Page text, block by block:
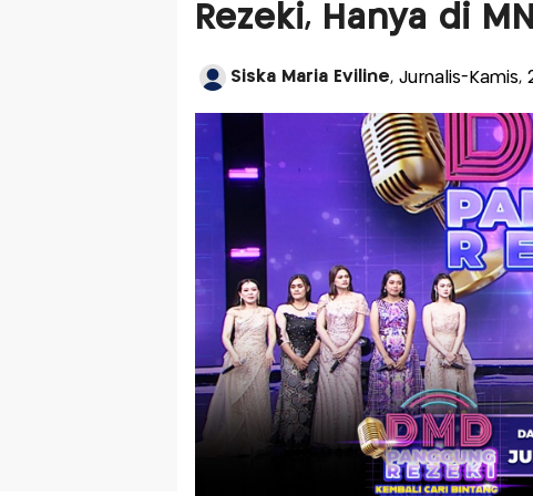
Rezeki, Hanya di
Siska Maria Eviline, Jurnalis-Kamis,